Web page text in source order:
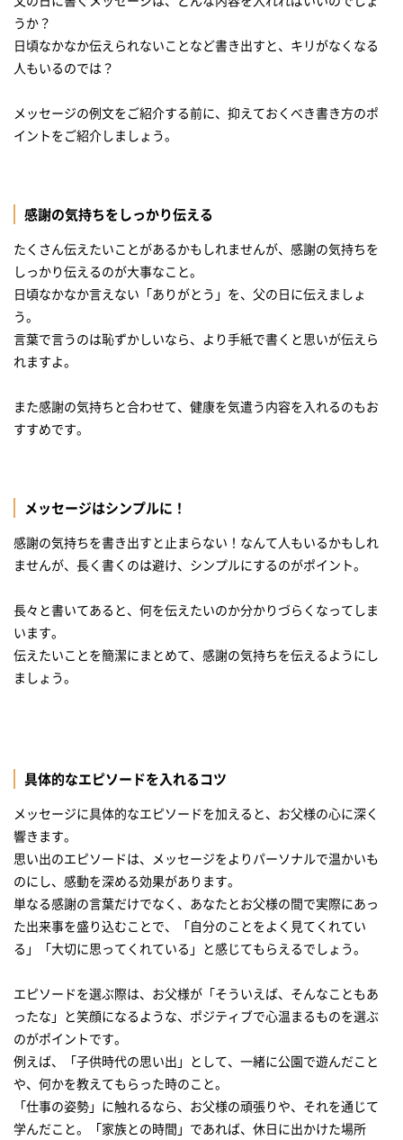
うか？
日頃なかなか伝えられないことなど書き出すと、キリがなくなる
人もいるのでは？
メッセージの例文をご紹介する前に、抑えておくべき書き方のポ
イントをご紹介しましょう。
感謝の気持ちをしっかり伝える
たくさん伝えたいことがあるかもしれませんが、感謝の気持ちを
しっかり伝えるのが大事なこと。
日頃なかなか言えない「ありがとう」を、父の日に伝えましょ
う。
言葉で言うのは恥ずかしいなら、より手紙で書くと思いが伝えら
れますよ。
また感謝の気持ちと合わせて、健康を気遣う内容を入れるのもお
すすめです。
メッセージはシンプルに！
感謝の気持ちを書き出すと止まらない！なんて人もいるかもしれ
ませんが、長く書くのは避け、シンプルにするのがポイント。
長々と書いてあると、何を伝えたいのか分かりづらくなってしま
います。
伝えたいことを簡潔にまとめて、感謝の気持ちを伝えるようにし
ましょう。
具体的なエピソードを入れるコツ
メッセージに具体的なエピソードを加えると、お父様の心に深く
響きます。
思い出のエピソードは、メッセージをよりパーソナルで温かいも
のにし、感動を深める効果があります。
単なる感謝の言葉だけでなく、あなたとお父様の間で実際にあっ
た出来事を盛り込むことで、「自分のことをよく見てくれてい
る」「大切に思ってくれている」と感じてもらえるでしょう。
エピソードを選ぶ際は、お父様が「そういえば、そんなこともあ
ったな」と笑顔になるような、ポジティブで心温まるものを選ぶ
のがポイントです。
例えば、「子供時代の思い出」として、一緒に公園で遊んだこと
や、何かを教えてもらった時のこと。
「仕事の姿勢」に触れるなら、お父様の頑張りや、それを通じて
学んだこと。「家族との時間」であれば、休日に出かけた場所